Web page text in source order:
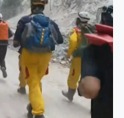
有問題，在物資跟
中直升機的方式來
，家長心急如焚。花
資有缺少，會請工
，餘震不斷，增加救
全體人員一度要撤
已無生命跡象，有